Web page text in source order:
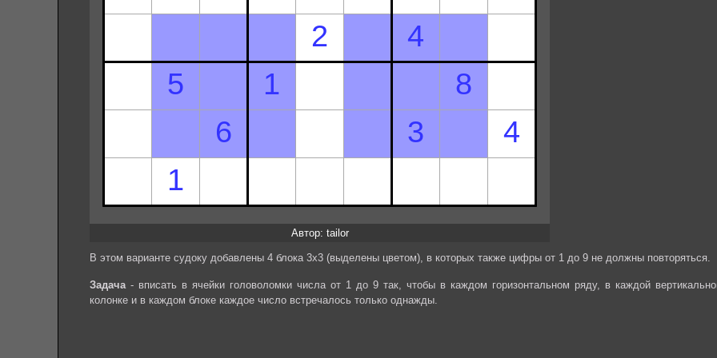
Автор: tailor
В этом варианте судоку добавлены 4 блока 3х3 (выделены цветом), в которых также цифры от 1 до 9 не должны повторяться.
Задача- вписать в ячейки головоломки числа от 1 до 9 так, чтобы в каждом горизонтальном ряду, в каждой
колонке и в каждом блоке каждое число встречалось только однажды.